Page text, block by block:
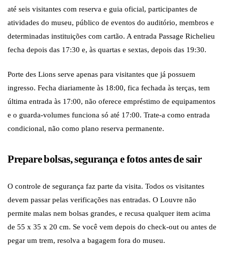
até seis visitantes com reserva e guia oficial, participantes de
atividades do museu, público de eventos do auditório, membros e
determinadas instituições com cartão. A entrada Passage Richelieu
fecha depois das 17:30 e, às quartas e sextas, depois das 19:30.
Porte des Lions serve apenas para visitantes que já possuem
ingresso. Fecha diariamente às 18:00, fica fechada às terças, tem
última entrada às 17:00, não oferece empréstimo de equipamentos
e o guarda-volumes funciona só até 17:00. Trate-a como entrada
condicional, não como plano reserva permanente.
Prepare bolsas, segurança e fotos antes de sair
O controle de segurança faz parte da visita. Todos os visitantes
devem passar pelas verificações nas entradas. O Louvre não
permite malas nem bolsas grandes, e recusa qualquer item acima
de 55 x 35 x 20 cm. Se você vem depois do check-out ou antes de
pegar um trem, resolva a bagagem fora do museu.